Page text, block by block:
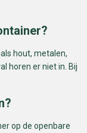
hout, metalen,
horen er niet in. Bij
op de openbare